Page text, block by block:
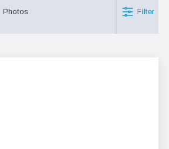
Filter
Photos